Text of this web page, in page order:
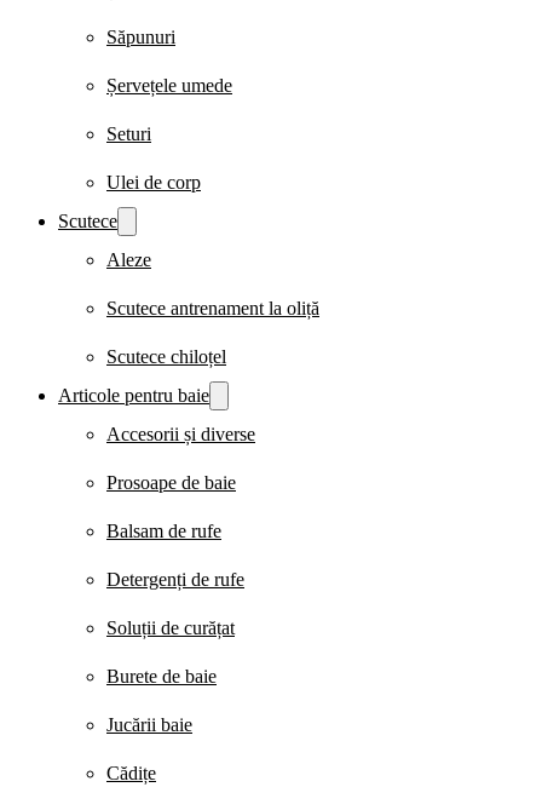
Săpunuri
Șervețele umede
Seturi
Ulei de corp
Scutece
Aleze
Scutece antrenament la oliță
Scutece chiloțel
Articole pentru baie
Accesorii și diverse
Prosoape de baie
Balsam de rufe
Detergenți de rufe
Soluții de curățat
Burete de baie
Jucării baie
Cădițe